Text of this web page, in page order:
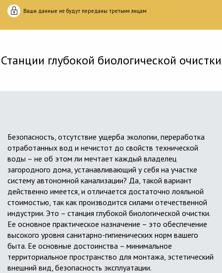
Ваши данные не будут переданы третьим лицам
Станции глубокой биологической очистки
Безопасность, отсутствие ущерба экологии, переработка
отработанных вод и нечистот до свойств технической
воды – не об этом ли мечтает каждый владелец
загородного дома, устанавливающий у себя на участке
систему автономной канализации? Да, такой вариант
действенно имеется, и отличается достаточно лояльной
стоимостью, так как производится силами отечественной
индустрии. Это – станция глубокой биологической очистки.
Ее основное практическое назначение – это обеспечение
высокого уровня санитарно-гигиенических норм вашего
быта. Ее основные достоинства – минимальное
территориальное пространство для монтажа, эстетический
внешний вид, безопасность эксплуатации.